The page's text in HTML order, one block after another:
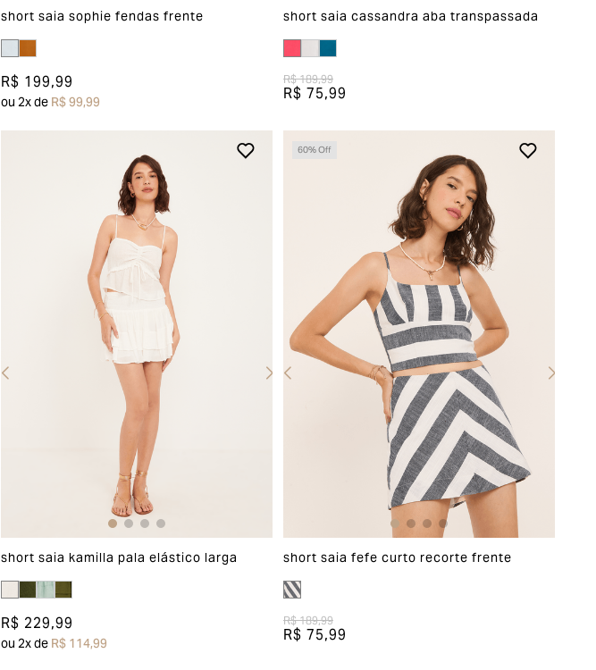
short saia sophie fendas frente
R$ 199,99
ou2x deR$ 99,99
short saia cassandra aba transpassada
R$ 189,99
R$ 75,99
short saia kamilla pala elástico larga
R$ 229,99
ou2x deR$ 114,99
short saia fefe curto recorte frente
R$ 189,99
60% Off
R$ 75,99